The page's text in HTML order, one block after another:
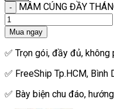
MÂM CÚNG ĐẦY
Mua ngay
✅ Trọn gói, đầy đủ, không
✅ FreeShip Tp.HCM, Bình
✅ Bày biện chu đáo,